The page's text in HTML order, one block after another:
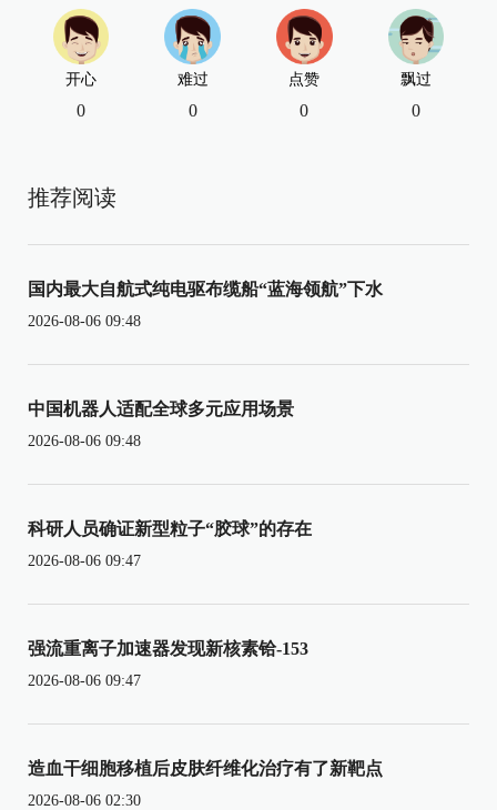
开心
0
难过
0
点赞
0
飘过
0
推荐阅读
国内最大自航式纯电驱布缆船“蓝海领航”下水
2026-08-06 09:48
中国机器人适配全球多元应用场景
2026-08-06 09:48
科研人员确证新型粒子“胶球”的存在
2026-08-06 09:47
强流重离子加速器发现新核素铪-153
2026-08-06 09:47
造血干细胞移植后皮肤纤维化治疗有了新靶点
2026-08-06 02:30